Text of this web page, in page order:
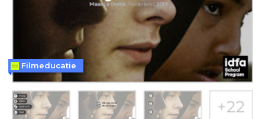
Filmeducatie